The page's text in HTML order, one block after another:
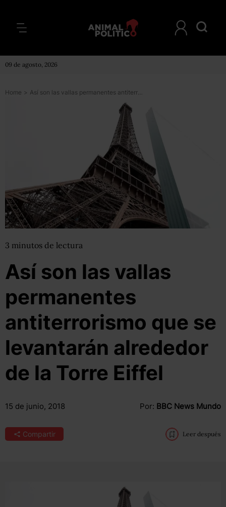
09 de agosto, 2026
Home > Así son las vallas permanentes antiterrorismo que se levantarán alrededor de la Torre Eiffel
3 minutos de lectura
Así son las vallas
permanentes
antiterrorismo que se
levantarán alrededor
de la Torre Eiffel
15 de junio, 2018 Por: BBC News Mundo
Compartir Leer después